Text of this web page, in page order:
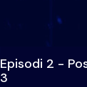
Episodi 2 -
3